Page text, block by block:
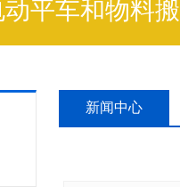
平车和物料搬
新闻中心